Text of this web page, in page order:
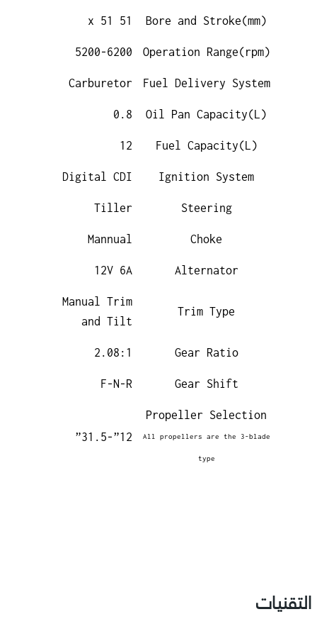
Bore and Stroke(mm)
51 x 51
Operation Range(rpm)
5200-6200
Fuel Delivery System
Carburetor
Oil Pan Capacity(L)
0.8
Fuel Capacity(L)
12
Ignition System
Digital CDI
Steering
Tiller
Choke
Mannual
Alternator
12V 6A
Trim Type
Manual Trim
and Tilt
Gear Ratio
2.08:1
Gear Shift
F-N-R
Propeller Selection
All propellers are the 3-blade
type
12”-31.5”
التقنيات